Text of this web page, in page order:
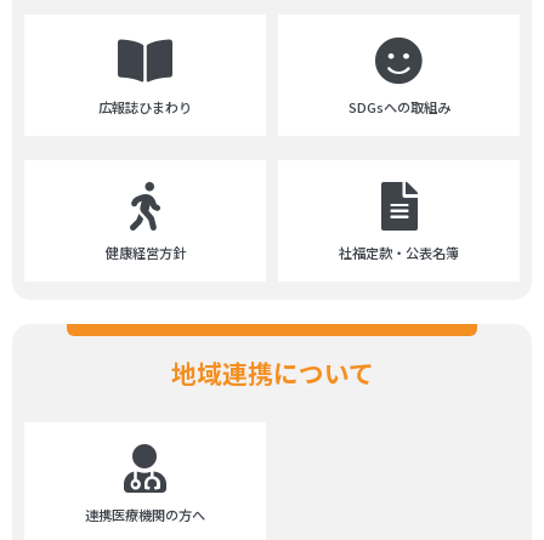
広報誌ひまわり SDGsへの取組み
健康経営方針 社福定款・公表名簿
地域連携について
連携医療機関の方へ